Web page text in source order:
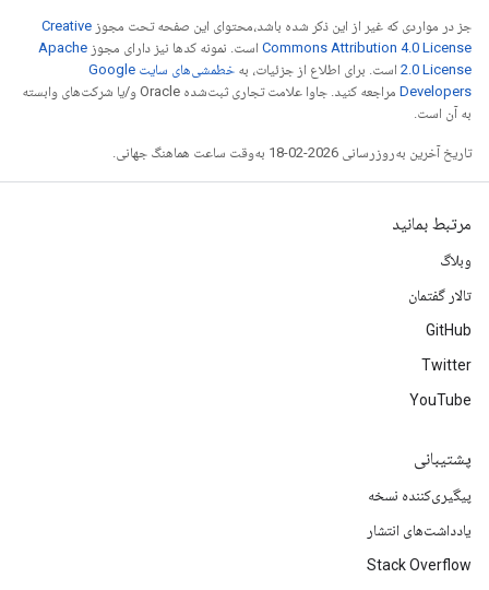
جز در مواردی که غیر از این ذکر شده باشد،‌محتوای این صفحه تحت مجوز Creative
Commons Attribution 4.0 License است. نمونه کدها نیز دارای مجوز Apache
2.0 License است. برای اطلاع از جزئیات، به
خطمشی‌های سایت Google
Developers‏
مراجعه کنید. جاوا علامت تجاری ثبت‌شده Oracle و/یا شرکت‌های وابسته
به آن است.
تاریخ آخرین به‌روزرسانی 2026-02-18 به‌وقت ساعت هماهنگ جهانی.
مرتبط بمانید
وبلاگ
تالار گفتمان
GitHub
Twitter
YouTube
پشتیبانی
پیگیری‌کننده نسخه
یادداشت‌های انتشار
Stack Overflow